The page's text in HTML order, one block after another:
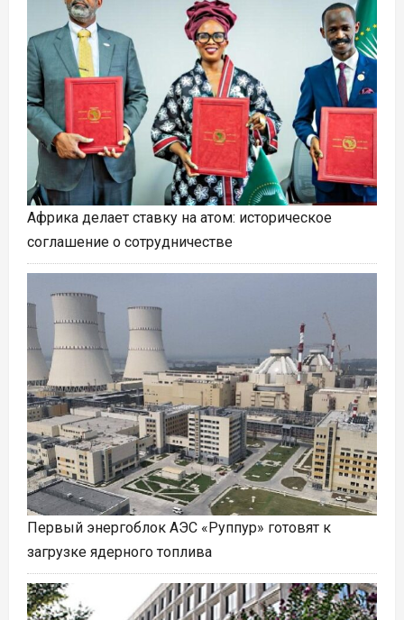
Африка делает ставку на атом: историческое
соглашение о сотрудничестве
Первый энергоблок АЭС «Руппур» готовят к
загрузке ядерного топлива